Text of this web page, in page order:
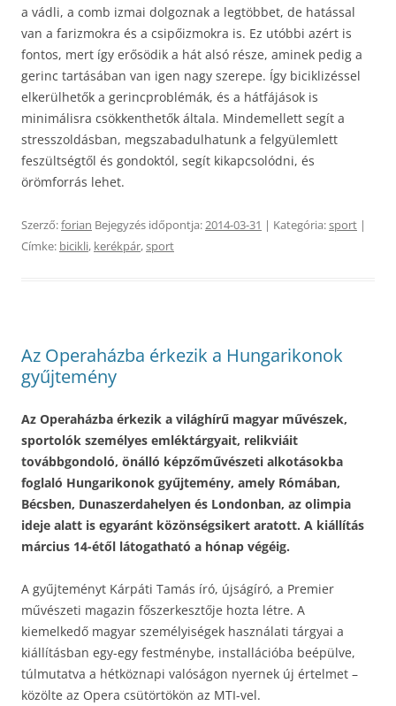
a vádli, a comb izmai dolgoznak a legtöbbet, de hatással
van a farizmokra és a csipőizmokra is. Ez utóbbi azért is
fontos, mert így erősödik a hát alsó része, aminek pedig a
gerinc tartásában van igen nagy szerepe. Így biciklizéssel
elkerülhetők a gerincproblémák, és a hátfájások is
minimálisra csökkenthetők általa. Mindemellett segít a
stresszoldásban, megszabadulhatunk a felgyülemlett
feszültségtől és gondoktól, segít kikapcsolódni, és
örömforrás lehet.
Szerző:forian Bejegyzés időpontja:2014-03-31 | Kategória:sport |
Címke: bicikli, kerékpár,sport
Az Operaházba érkezik a Hungarikonok
gyűjtemény
Az Operaházba érkezik a világhírű magyar művészek,
sportolók személyes emléktárgyait, relikviáit
továbbgondoló, önálló képzőművészeti alkotásokba
foglaló Hungarikonok gyűjtemény, amely Rómában,
Bécsben, Dunaszerdahelyen és Londonban, az olimpia
ideje alatt is egyaránt közönségsikert aratott. A kiállítás
március 14-étől látogatható a hónap végéig.
A gyűjteményt Kárpáti Tamás író, újságíró, a Premier
művészeti magazin főszerkesztője hozta létre. A
kiemelkedő magyar személyiségek használati tárgyai a
kiállításban egy-egy festménybe, installációba beépülve,
túlmutatva a hétköznapi valóságon nyernek új értelmet –
közölte az Opera csütörtökön az MTI-vel.